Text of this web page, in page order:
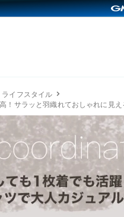
ライフスタイル
！サラッと羽織れておしゃれに見